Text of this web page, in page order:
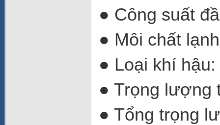
● Công suất
● Môi chất
● Loại khí hậu:
● Trọng lượng
● Tổng trọng